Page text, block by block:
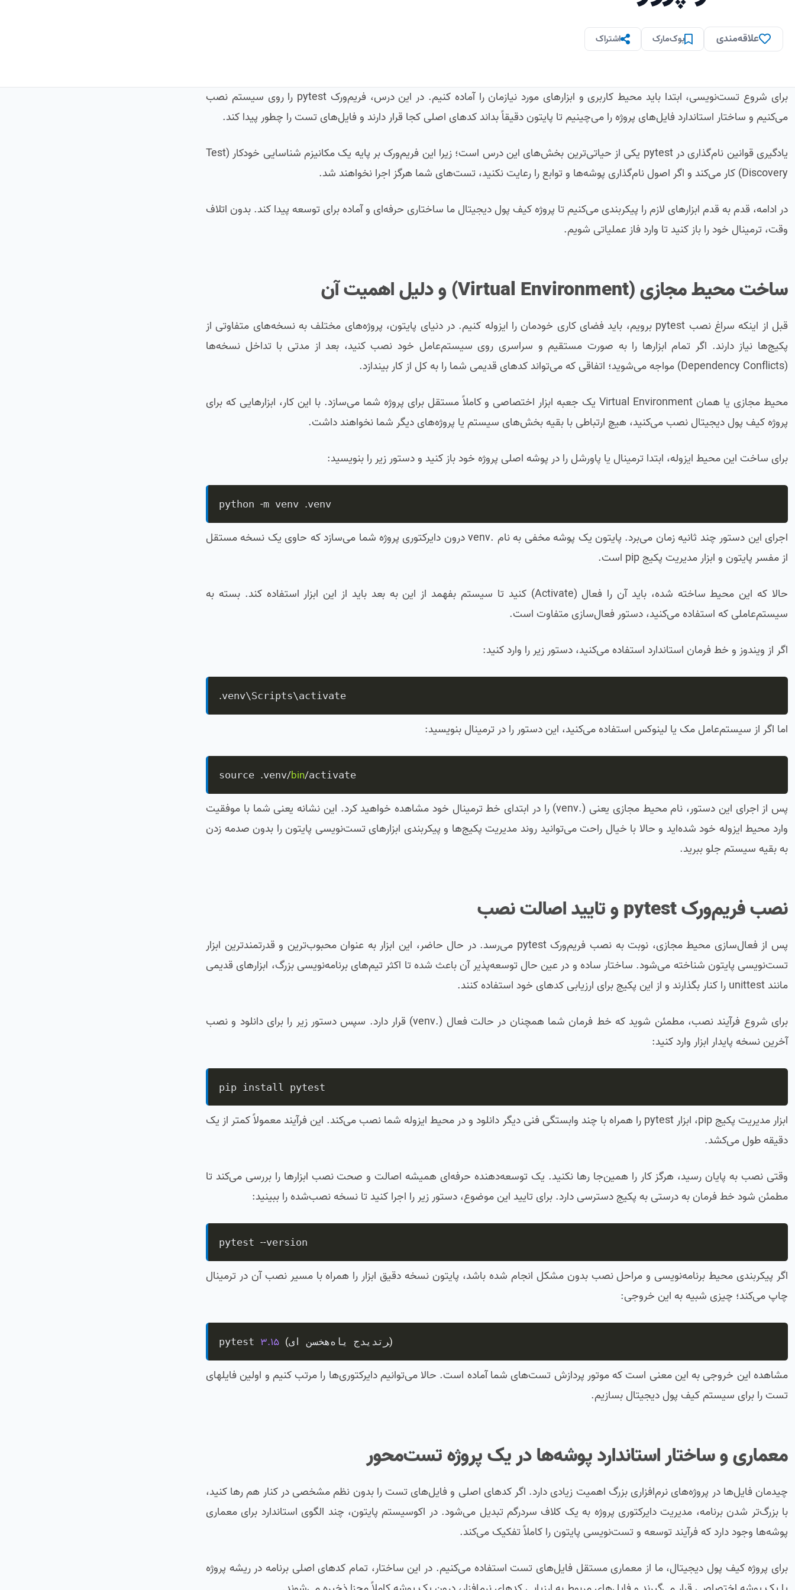
علاقه‌مندی بوک‌مارک اشتراک
برای شروع تست‌نویسی، ابتدا باید محیط کاربری و ابزارهای مورد نیازمان را آماده کنیم. در این درس، فریم‌ورک pytest را روی سیستم نصب
می‌کنیم و ساختار استاندارد فایل‌های پروژه را می‌چینیم تا پایتون دقیقاً بداند کدهای اصلی کجا قرار دارند و فایل‌های تست را چطور پیدا کند.
یادگیری قوانین نام‌گذاری در pytest یکی از حیاتی‌ترین بخش‌های این درس است؛ زیرا این فریم‌ورک بر پایه یک مکانیزم شناسایی خودکار (Test
Discovery) کار می‌کند و اگر اصول نام‌گذاری پوشه‌ها و توابع را رعایت نکنید، تست‌های شما هرگز اجرا نخواهند شد.
در ادامه، قدم به قدم ابزارهای لازم را پیکربندی می‌کنیم تا پروژه کیف پول دیجیتال ما ساختاری حرفه‌ای و آماده برای توسعه پیدا کند. بدون اتلاف
وقت، ترمینال خود را باز کنید تا وارد فاز عملیاتی شویم.
ساخت محیط مجازی (Virtual Environment) و دلیل اهمیت آن
قبل از اینکه سراغ نصب pytest برویم، باید فضای کاری خودمان را ایزوله کنیم. در دنیای پایتون، پروژه‌های مختلف به نسخه‌های متفاوتی از
پکیج‌ها نیاز دارند. اگر تمام ابزارها را به صورت مستقیم و سراسری روی سیستم‌عامل خود نصب کنید، بعد از مدتی با تداخل نسخه‌ها
(Dependency Conflicts) مواجه می‌شوید؛ اتفاقی که می‌تواند کدهای قدیمی شما را به کل از کار بیندازد.
محیط مجازی یا همان Virtual Environment یک جعبه ابزار اختصاصی و کاملاً مستقل برای پروژه شما می‌سازد. با این کار، ابزارهایی که برای
پروژه کیف پول دیجیتال نصب می‌کنید، هیچ ارتباطی با بقیه بخش‌های سیستم یا پروژه‌های دیگر شما نخواهند داشت.
برای ساخت این محیط ایزوله، ابتدا ترمینال یا پاو‌رشل را در پوشه اصلی پروژه خود باز کنید و دستور زیر را بنویسید:
python -m venv .venv
اجرای این دستور چند ثانیه زمان می‌برد. پایتون یک پوشه مخفی به نام .venv درون دایرکتوری پروژه شما می‌سازد که حاوی یک نسخه مستقل
از مفسر پایتون و ابزار مدیریت پکیج pip است.
حالا که این محیط ساخته شده، باید آن را فعال (Activate) کنید تا سیستم بفهمد از این به بعد باید از این ابزار استفاده کند. بسته به
سیستم‌عاملی که استفاده می‌کنید، دستور فعال‌سازی متفاوت است.
اگر از ویندوز و خط فرمان استاندارد استفاده می‌کنید، دستور زیر را وارد کنید:
.venv\Scripts\activate
اما اگر از سیستم‌عامل مک یا لینوکس استفاده می‌کنید، این دستور را در ترمینال بنویسید:
source .venv/bin/activate
پس از اجرای این دستور، نام محیط مجازی یعنی (.venv) را در ابتدای خط ترمینال خود مشاهده خواهید کرد. این نشانه یعنی شما با موفقیت
وارد محیط ایزوله خود شده‌اید و حالا با خیال راحت می‌توانید روند مدیریت پکیج‌ها و پیکربندی ابزارهای تست‌نویسی پایتون را بدون صدمه زدن
به بقیه سیستم جلو ببرید.
نصب فریم‌ورک pytest و تایید اصالت نصب
پس از فعال‌سازی محیط مجازی، نوبت به نصب فریم‌ورک pytest می‌رسد. در حال حاضر، این ابزار به عنوان محبوب‌ترین و قدرتمندترین ابزار
تست‌نویسی پایتون شناخته می‌شود. ساختار ساده و در عین حال توسعه‌پذیر آن باعث شده تا اکثر تیم‌های برنامه‌نویسی بزرگ، ابزارهای قدیمی
مانند unittest را کنار بگذارند و از این پکیج برای ارزیابی کدهای خود استفاده کنند.
برای شروع فرآیند نصب، مطمئن شوید که خط فرمان شما همچنان در حالت فعال (.venv) قرار دارد. سپس دستور زیر را برای دانلود و نصب
آخرین نسخه پایدار ابزار وارد کنید:
pip install pytest
ابزار مدیریت پکیج pip، ابزار pytest را همراه با چند وابستگی فنی دیگر دانلود و در محیط ایزوله شما نصب می‌کند. این فرآیند معمولاً کمتر از یک
دقیقه طول می‌کشد.
وقتی نصب به پایان رسید، هرگز کار را همین‌جا رها نکنید. یک توسعه‌دهنده حرفه‌ای همیشه اصالت و صحت نصب ابزارها را بررسی می‌کند تا
مطمئن شود خط فرمان به درستی به پکیج دسترسی دارد. برای تایید این موضوع، دستور زیر را اجرا کنید تا نسخه نصب‌شده را ببینید:
pytest --version
اگر پیکربندی محیط برنامه‌نویسی و مراحل نصب بدون مشکل انجام شده باشد، پایتون نسخه‌ دقیق ابزار را همراه با مسیر نصب آن در ترمینال
چاپ می‌کند؛ چیزی شبیه به این خروجی:
pytest 3.15 ( یا نسخه‌های جدیدتر)
مشاهده این خروجی به این معنی است که موتور پردازش تست‌های شما آماده است. حالا می‌توانیم دایرکتوری‌ها را مرتب کنیم و اولین فایلهای
تست را برای سیستم کیف پول دیجیتال بسازیم.
معماری و ساختار استاندارد پوشه‌ها در یک پروژه تست‌محور
چیدمان فایل‌ها در پروژه‌های نرم‌افزاری بزرگ اهمیت زیادی دارد. اگر کدهای اصلی و فایل‌های تست را بدون نظم مشخصی در کنار هم رها کنید،
با بزرگ‌تر شدن برنامه، مدیریت دایرکتوری پروژه به یک کلاف سردرگم تبدیل می‌شود. در اکوسیستم پایتون، چند الگوی استاندارد برای معماری
پوشه‌ها وجود دارد که فرآیند توسعه و تست‌نویسی پایتون را کاملاً تفکیک می‌کند.
برای پروژه کیف پول دیجیتال، ما از معماری مستقل فایل‌های تست استفاده می‌کنیم. در این ساختار، تمام کدهای اصلی برنامه در ریشه پروژه